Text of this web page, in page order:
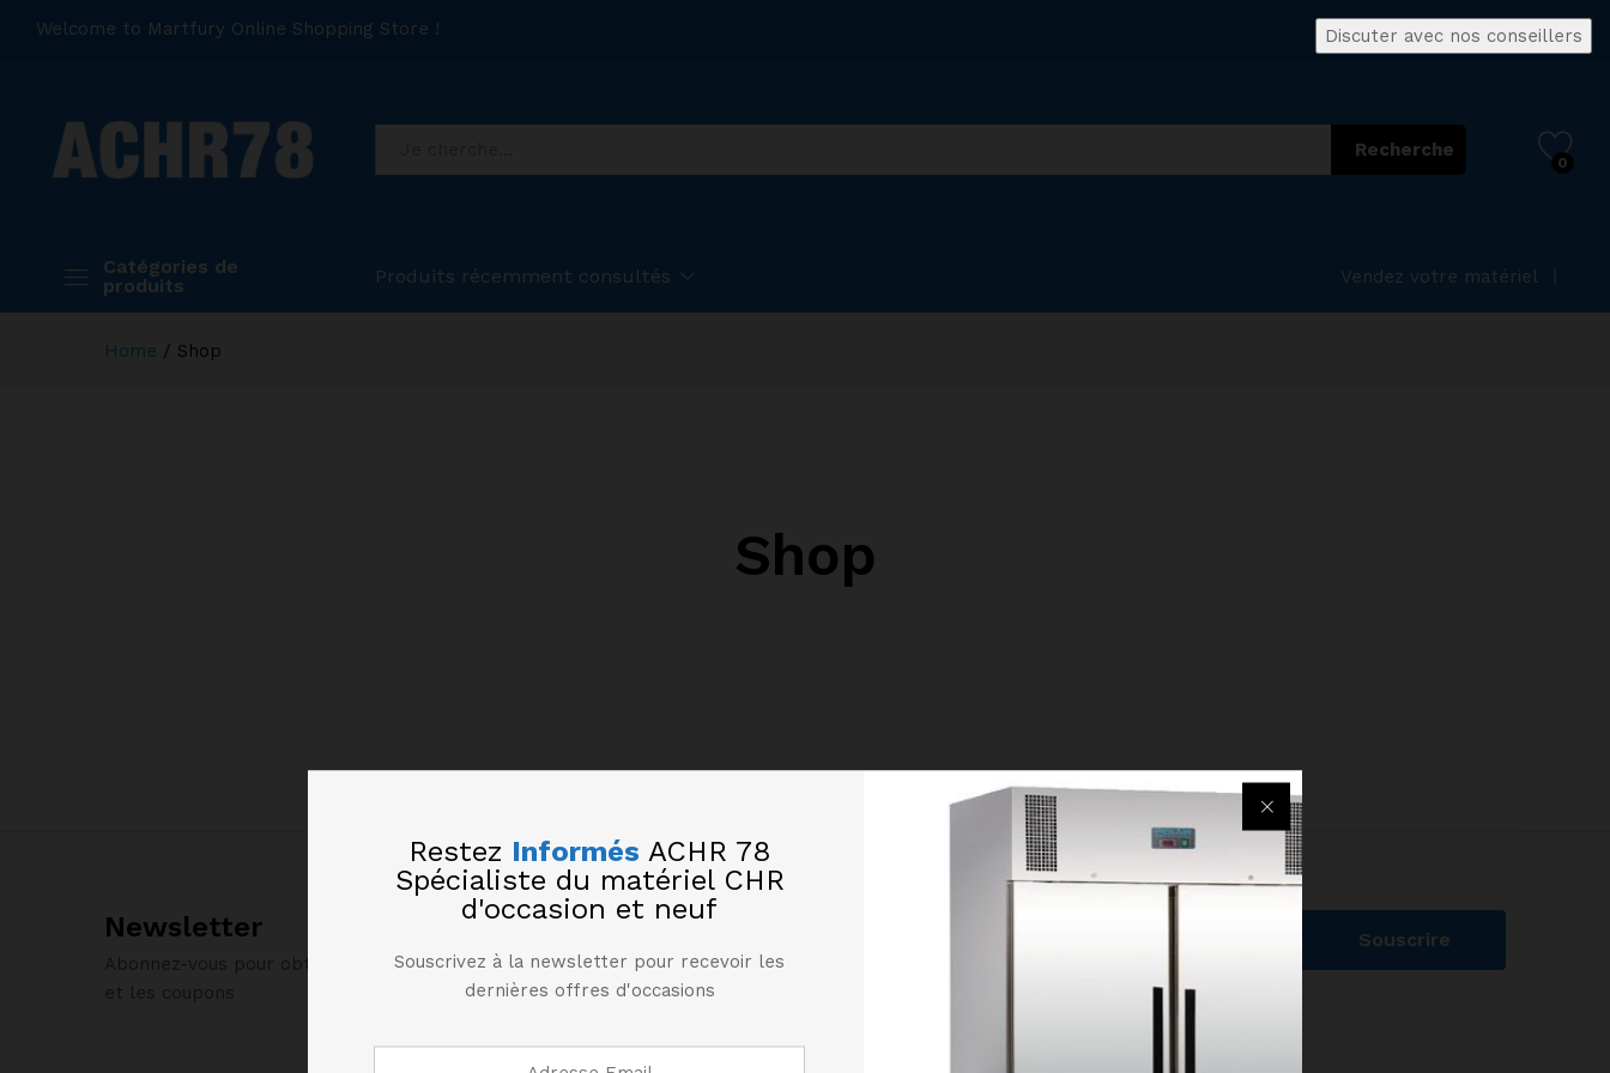
Welcome to Martfury Online Shopping Store !
Recherche
0
Catégories de
produits
Produits récemment consultés Vendez votre matériel
Home / Shop
Shop
Newsletter
Abonnez-vous pour obtenir des informations sur les produits
Restez Informés ACHR 78
Spécialiste du matériel CHR
d'occasion et neuf
Souscrivez à la newsletter pour recevoir les
dernières offres d'occasions
Discuter avec nos conseillers